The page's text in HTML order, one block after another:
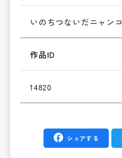
いのちつないだニャンコ
作品ID
14820
シェアする